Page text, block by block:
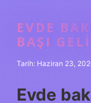
EVDE
BAŞI
Tarih: Haziran 23,
Evde